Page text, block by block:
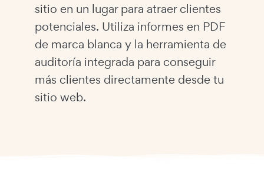
sitio en un lugar para atraer clientes
potenciales. Utiliza informes en PDF
de marca blanca y la herramienta de
auditoría integrada para conseguir
más clientes directamente desde tu
sitio web.